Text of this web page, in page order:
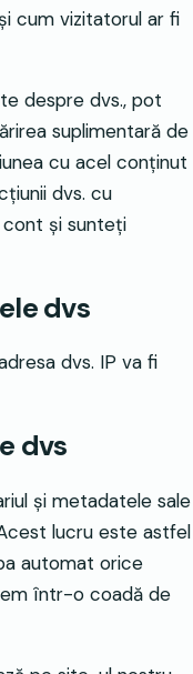
cum vizitatorul ar fi
despre dvs., pot
suplimentară de
cu acel conținut
dvs. cu
și sunteți
dvs
dvs. IP va fi
dvs
și metadatele sale
lucru este astfel
automat orice
într-o coadă de